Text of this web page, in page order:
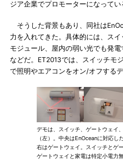
ジア企業でプロモーターになってい
そうした背景もあり、同社は
力を入れてきた。具体的には、ス
モジュール、屋内の弱い光でも発
などだ。ET2013では、スイッチモ
で照明やエアコンをオン/オフするデ
デモは、スイッチ、ゲートウェイ
（左）。中央はEnOceanに対応し
右はゲートウェイ。スイッチとゲ
ゲートウェイと家電は特定小電力